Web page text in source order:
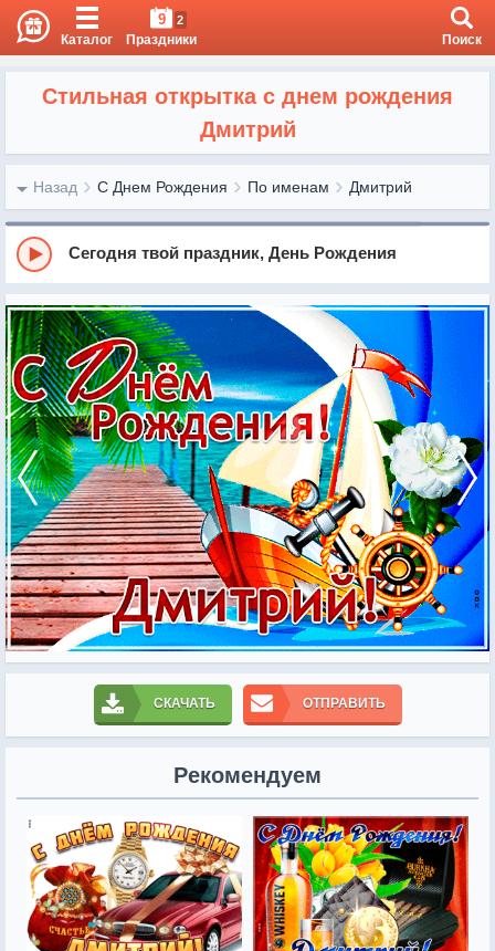
Каталог
9 2
Праздники Поиск
Стильная открытка с днем рождения
Дмитрий
Назад С Днем Рождения По именам Дмитрий
Сегодня твой праздник, День Рождения
СКАЧАТЬ ОТПРАВИТЬ
Рекомендуем